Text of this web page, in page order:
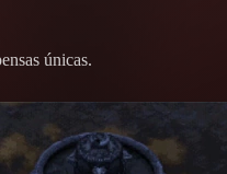
únicas.